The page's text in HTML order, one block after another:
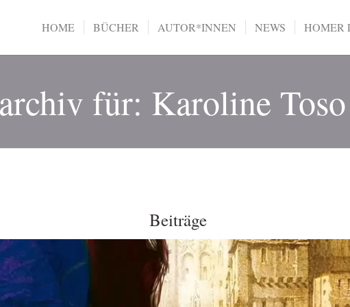
HOME BÜCHER AUTOR*INNEN NEWS HOMER
für: Karoline Toso
Beiträge